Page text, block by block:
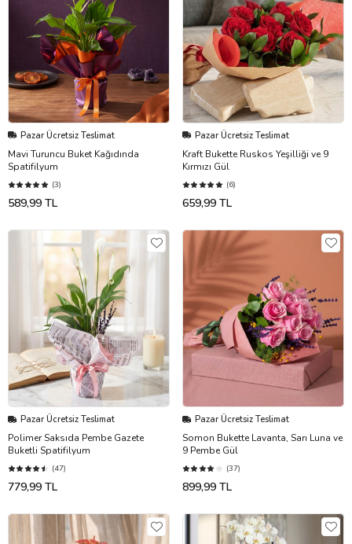
Pazar Ücretsiz Teslimat
Mavi Turuncu Buket Kağıdında
Spatifilyum
(3)
589,99 TL
Pazar Ücretsiz Teslimat
Kraft Bukette Ruskos Yeşilliği ve 9
Kırmızı Gül
(6)
659,99 TL
Pazar Ücretsiz Teslimat
Polimer Saksıda Pembe Gazete
Buketli Spatifilyum
(47)
779,99 TL
Pazar Ücretsiz Teslimat
Somon Bukette Lavanta, Sarı Luna ve
9 Pembe Gül
(37)
899,99 TL